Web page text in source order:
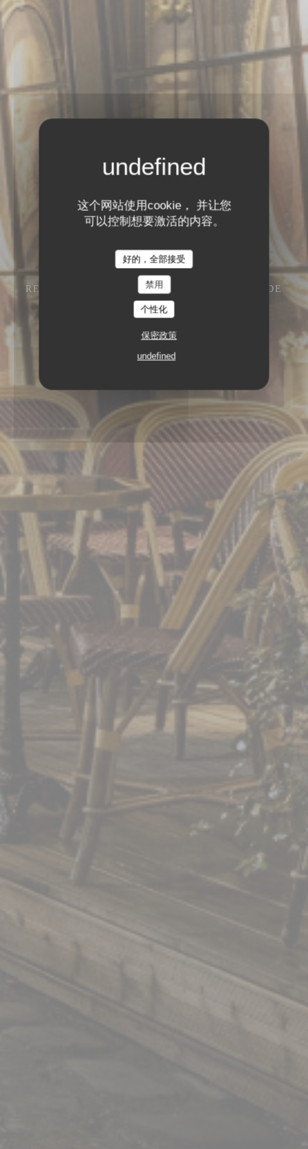
这个网站使用cookie， 并让您
可以控制想要激活的内容。
好的，全部接受
禁用
个性化
保密政策
undefined
RESTAURANT – CAFÉ – GLACIER
13 RUE DE
L'ANCIENNE COMÉDIE 75006 PARIS